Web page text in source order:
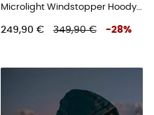
Microlight Windstopper Hoody - Doudoune femme
249,90 € 349,90 € -28%